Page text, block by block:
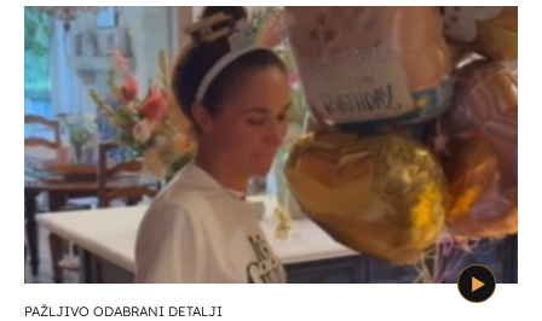
PAŽLJIVO ODABRANI DETALJI